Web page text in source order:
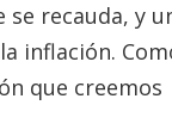
recauda, y
inflación.
que creemos